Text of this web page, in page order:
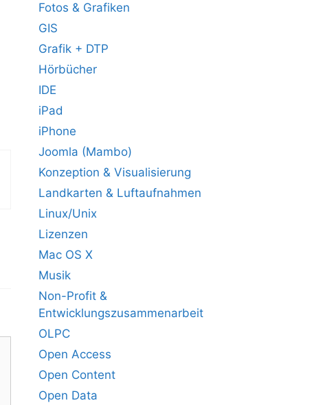
Fotos & Grafiken
GIS
Grafik + DTP
Hörbücher
IDE
iPad
iPhone
Joomla (Mambo)
Konzeption & Visualisierung
Landkarten & Luftaufnahmen
Linux/Unix
Lizenzen
Mac OS X
Musik
Non-Profit &
Entwicklungszusammenarbeit
OLPC
Open Access
Open Content
Open Data